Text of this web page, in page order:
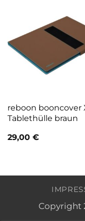
reboon booncover
Tablethülle braun
29,00 €
Copyright